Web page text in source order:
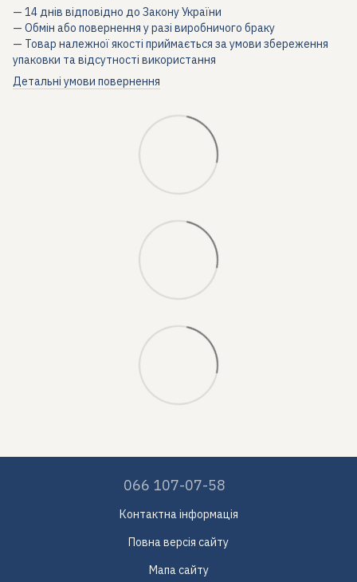
— 14 днів відповідно до Закону України
— Обмін або повернення у разі виробничого браку
— Товар належної якості приймається за умови збереження
упаковки та відсутності використання
Детальні умови повернення
066 107-07-58
Контактна інформація
Повна версія сайту
Мапа сайту